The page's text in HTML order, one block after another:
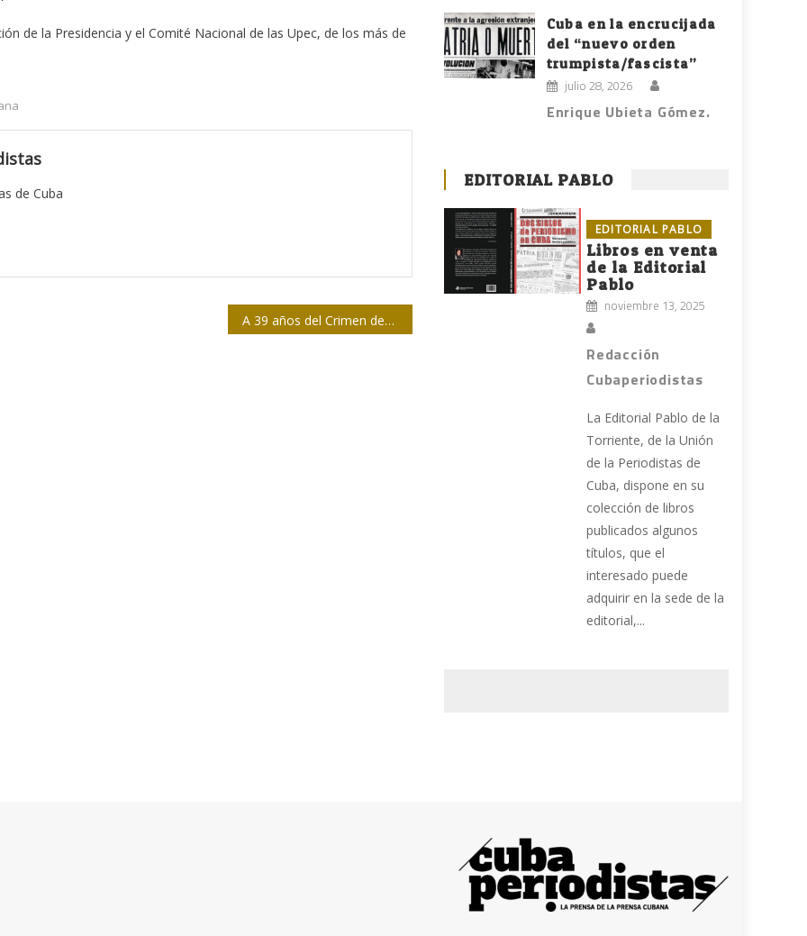
de la Presidencia y el Comité Nacional de las Upec, de los más de
de Cuba
A 39 años del Crimen de Barbados, Posada Carriles sigue libre en Miami
Cuba en la encrucijada
del “nuevo orden
trumpista/fascista”
julio 28, 2026
Enrique Ubieta Gómez.
EDITORIAL PABLO
EDITORIAL PABLO
Libros en venta
de la Editorial
Pablo
noviembre 13, 2025
Redacción
Cubaperiodistas
La Editorial Pablo de la
Torriente, de la Unión
de la Periodistas de
Cuba, dispone en su
colección de libros
publicados algunos
títulos, que el
interesado puede
adquirir en la sede de la
editorial,...